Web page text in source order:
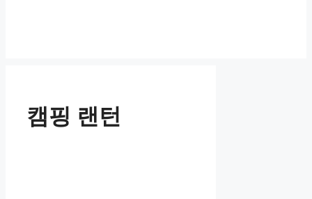
캠핑 랜턴